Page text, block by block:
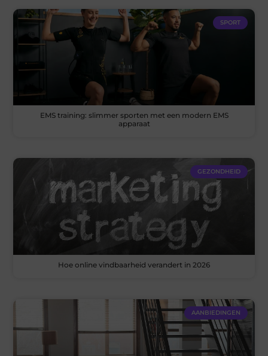
SPORT
EMS training: slimmer sporten met een modern EMS
apparaat
GEZONDHEID
Hoe online vindbaarheid verandert in 2026
AANBIEDINGEN